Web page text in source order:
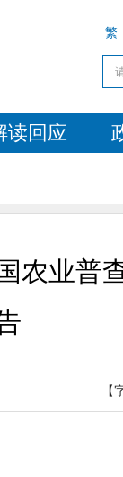
繁
读回应
农业普
【